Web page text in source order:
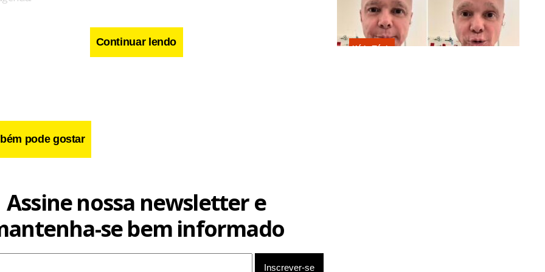
formalmente nesta segunda (16) por dois crimes: posse de arma de
Continuar lendo
pode gostar
Kátia Flávia
Assine nossa newsletter e
se bem informado